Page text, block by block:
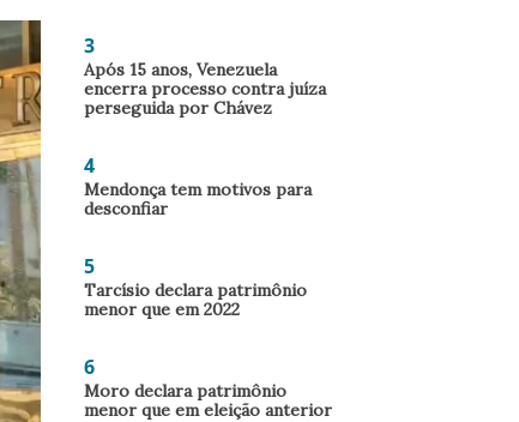
3
Após 15 anos, Venezuela
encerra processo contra juíza
perseguida por Chávez
4
Mendonça tem motivos para
desconfiar
5
Tarcísio declara patrimônio
menor que em 2022
6
Moro declara patrimônio
menor que em eleição anterior